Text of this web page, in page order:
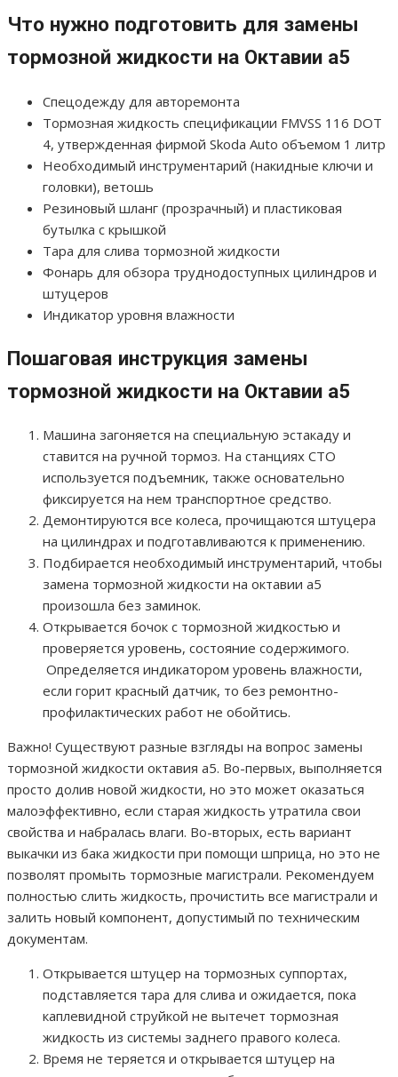
Что нужно подготовить для замены
тормозной жидкости на Октавии а5
Спецодежду для авторемонта
Тормозная жидкость спецификации FMVSS 116 DOT
4, утвержденная фирмой Skoda Auto объемом 1 литр
Необходимый инструментарий (накидные ключи и
головки), ветошь
Резиновый шланг (прозрачный) и пластиковая
бутылка с крышкой
Тара для слива тормозной жидкости
Фонарь для обзора труднодоступных цилиндров и
штуцеров
Индикатор уровня влажности
Пошаговая инструкция замены
тормозной жидкости на Октавии а5
Машина загоняется на специальную эстакаду и
ставится на ручной тормоз. На станциях СТО
используется подъемник, также основательно
фиксируется на нем транспортное средство.
Демонтируются все колеса, прочищаются штуцера
на цилиндрах и подготавливаются к применению.
Подбирается необходимый инструментарий, чтобы
замена тормозной жидкости на октавии а5
произошла без заминок.
Открывается бочок с тормозной жидкостью и
проверяется уровень, состояние содержимого.
Определяется индикатором уровень влажности,
если горит красный датчик, то без ремонтно-
профилактических работ не обойтись.
Важно! Существуют разные взгляды на вопрос замены
тормозной жидкости октавия а5. Во-первых, выполняется
просто долив новой жидкости, но это может оказаться
малоэффективно, если старая жидкость утратила свои
свойства и набралась влаги. Во-вторых, есть вариант
выкачки из бака жидкости при помощи шприца, но это не
позволят промыть тормозные магистрали. Рекомендуем
полностью слить жидкость, прочистить все магистрали и
залить новый компонент, допустимый по техническим
документам.
Открывается штуцер на тормозных суппортах,
подставляется тара для слива и ожидается, пока
каплевидной струйкой не вытечет тормозная
жидкость из системы заднего правого колеса.
Время не теряется и открывается штуцер на